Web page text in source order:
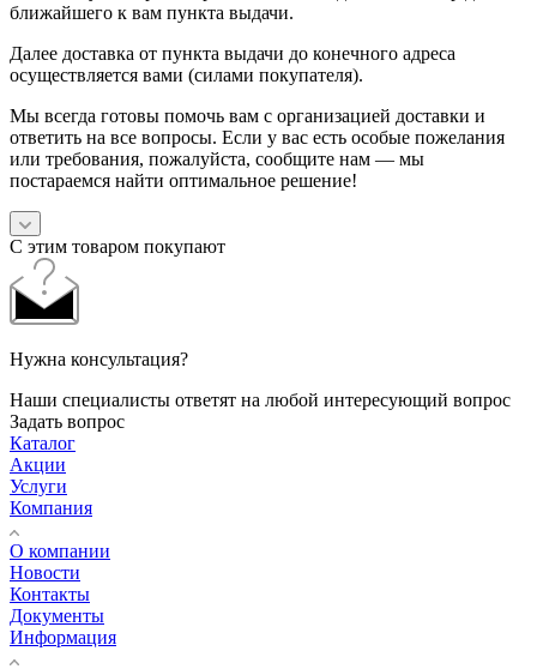
ближайшего к вам пункта выдачи.
Далее доставка от пункта выдачи до конечного адреса
осуществляется вами (силами покупателя).
Мы всегда готовы помочь вам с организацией доставки и
ответить на все вопросы. Если у вас есть особые пожелания
или требования, пожалуйста, сообщите нам — мы
постараемся найти оптимальное решение!
С этим товаром покупают
Нужна консультация?
Наши специалисты ответят на любой интересующий вопрос
Задать вопрос
Каталог
Акции
Услуги
Компания
О компании
Новости
Контакты
Документы
Информация